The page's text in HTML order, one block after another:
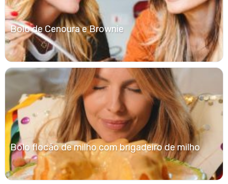
Bolo de Cenoura e Brownie
Bolo flocão de milho com brigadeiro de milho